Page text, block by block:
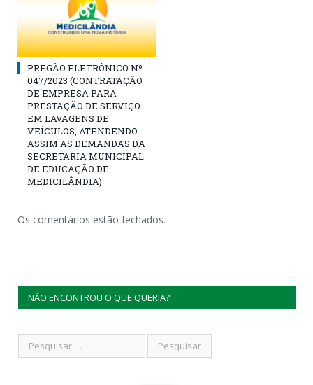
PREGÃO ELETRÔNICO Nº
047/2023 (CONTRATAÇÃO
DE EMPRESA PARA
PRESTAÇÃO DE SERVIÇO
EM LAVAGENS DE
VEÍCULOS, ATENDENDO
ASSIM AS DEMANDAS DA
SECRETARIA MUNICIPAL
DE EDUCAÇÃO DE
MEDICILÂNDIA)
Os comentários estão fechados.
NÃO ENCONTROU O QUE QUERIA?